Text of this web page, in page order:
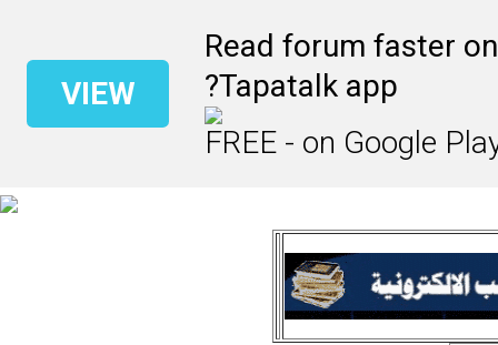
Read forum faster
Tapatalk app?
FREE - on Google
VIEW